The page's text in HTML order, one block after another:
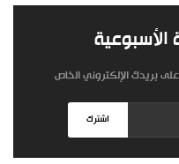
على بريدك الإلكتروني الخاص
اشترك